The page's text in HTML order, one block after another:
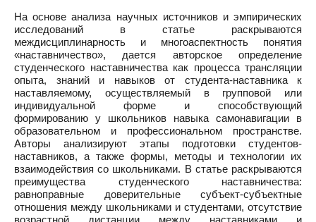
На основе анализа научных источников и эмпирических
исследований в статье раскрываются
междисциплинарность и многоаспектность понятия
«наставничество», дается авторское определение
студенческого наставничества как процесса трансляции
опыта, знаний и навыков от студента-наставника к
наставляемому, осуществляемый в групповой или
индивидуальной форме и способствующий
формированию у школьников навыка самонавигации в
образовательном и профессиональном пространстве.
Авторы анализируют этапы подготовки студентов-
наставников, а также формы, методы и технологии их
взаимодействия со школьниками. В статье раскрываются
преимущества студенческого наставничества:
равноправные доверительные субъект-субъектные
отношения между школьниками и студентами, отсутствие
возрастной дистанции между наставниками и